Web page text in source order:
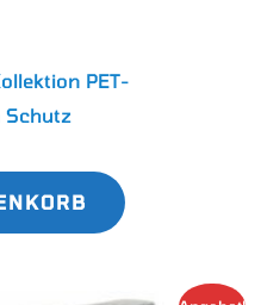
PET-
Schutz